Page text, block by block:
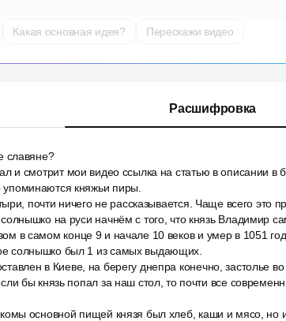
Какая основная идея? Перескажи видео
Расшифровка
славяне?
и смотрит мои видео ссылка на статью в описании в
княжьи пиры.
почти ничего не рассказывается. Чаще всего это
на руси начнём с того, что князь Владимир
в самом конце 9 и начале 10 веков и умер в 1051
солнышко был 1 из самых выдающих.
в Киеве, на берегу днепра конечно, застолье
бы князь попал за наш стол, то почти все
основной пищей князя был хлеб, каши и мясо, но